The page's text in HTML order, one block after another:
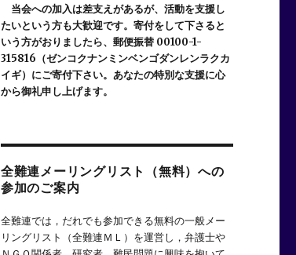
当会への加入は差支えがあるが、活動を支援し
たいという方も大歓迎です。寄付をして下さると
いう方がおりましたら、郵便振替 00100-1-
315816（ゼンコクナンミンベンゴダンレンラクカ
イギ）にご寄付下さい。あなたの特別な支援に心
から御礼申し上げます。
全難連メーリングリスト（無料）への
参加のご案内
全難連では，だれでも参加できる無料の一般メー
リングリスト（全難連ＭＬ）を運営し，弁護士や